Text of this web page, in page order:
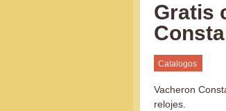
Gratis
Catalogos
Vacheron
relojes.